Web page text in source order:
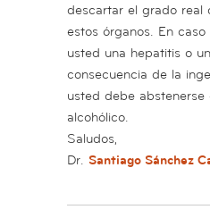
descartar el grado real
estos órganos. En
usted una hepatitis o
consecuencia de la
usted debe
alcohólico.
Saludos,
Dr. Santiago Sánchez